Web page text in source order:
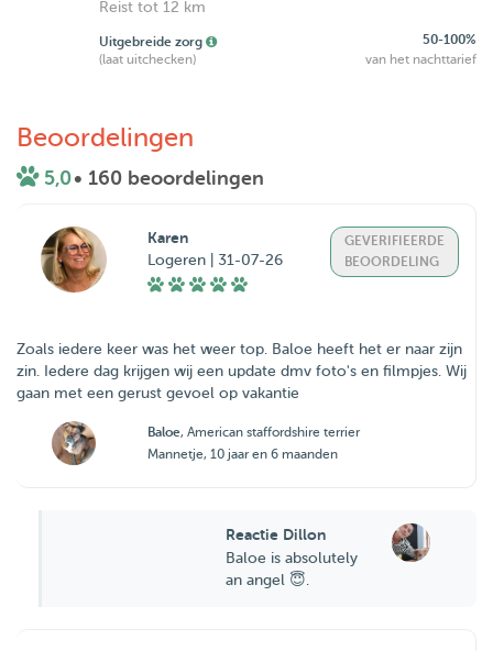
Reist tot 12 km
Uitgebreide zorg
50-100%
(laat uitchecken)
van het nachttarief
Beoordelingen
5,0• 160 beoordelingen
Karen
Logeren | 31-07-26
GEVERIFIEERDE
BEOORDELING
Zoals iedere keer was het weer top. Baloe heeft het er naar zijn
zin. Iedere dag krijgen wij een update dmv foto's en filmpjes. Wij
gaan met een gerust gevoel op vakantie
Baloe, American staffordshire terrier
Mannetje, 10 jaar en 6 maanden
Reactie Dillon
Baloe is absolutely
an angel 😇.